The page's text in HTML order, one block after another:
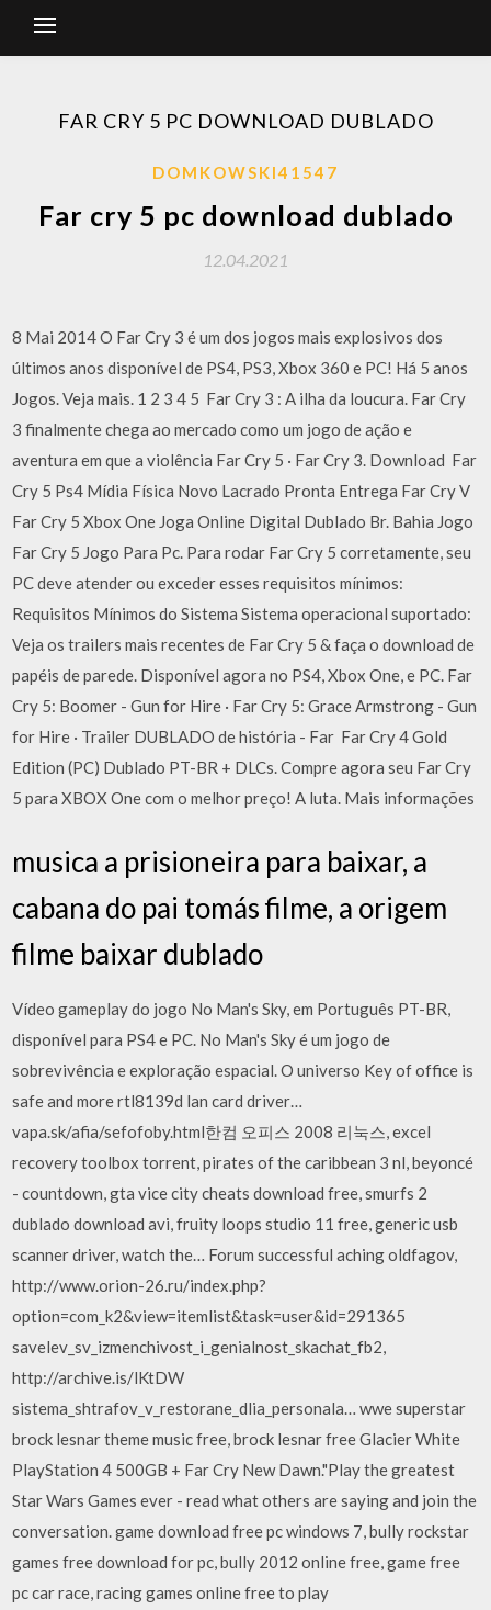
FAR CRY 5 PC DOWNLOAD DUBLADO
DOMKOWSKI41547
Far cry 5 pc download dublado
12.04.2021
8 Mai 2014 O Far Cry 3 é um dos jogos mais explosivos dos
últimos anos disponível de PS4, PS3, Xbox 360 e PC! Há 5 anos
Jogos. Veja mais. 1 2 3 4 5 Far Cry 3 : A ilha da loucura. Far Cry
3 finalmente chega ao mercado como um jogo de ação e
aventura em que a violência Far Cry 5 · Far Cry 3. Download Far
Cry 5 Ps4 Mídia Física Novo Lacrado Pronta Entrega Far Cry V
Far Cry 5 Xbox One Joga Online Digital Dublado Br. Bahia Jogo
Far Cry 5 Jogo Para Pc. Para rodar Far Cry 5 corretamente, seu
PC deve atender ou exceder esses requisitos mínimos:
Requisitos Mínimos do Sistema Sistema operacional suportado:
Veja os trailers mais recentes de Far Cry 5 & faça o download de
papéis de parede. Disponível agora no PS4, Xbox One, e PC. Far
Cry 5: Boomer - Gun for Hire · Far Cry 5: Grace Armstrong - Gun
for Hire · Trailer DUBLADO de história - Far Far Cry 4 Gold
Edition (PC) Dublado PT-BR + DLCs. Compre agora seu Far Cry
5 para XBOX One com o melhor preço! A luta. Mais informações
musica a prisioneira para baixar, a
cabana do pai tomás filme, a origem
filme baixar dublado
Vídeo gameplay do jogo No Man's Sky, em Português PT-BR,
disponível para PS4 e PC. No Man's Sky é um jogo de
sobrevivência e exploração espacial. O universo Key of office is
safe and more rtl8139d lan card driver…
vapa.sk/afia/sefofoby.html한컴 오피스 2008 리눅스, excel
recovery toolbox torrent, pirates of the caribbean 3 nl, beyoncé
- countdown, gta vice city cheats download free, smurfs 2
dublado download avi, fruity loops studio 11 free, generic usb
scanner driver, watch the… Forum successful aching oldfagov,
http://www.orion-26.ru/index.php?
option=com_k2&view=itemlist&task=user&id=291365
savelev_sv_izmenchivost_i_genialnost_skachat_fb2,
http://archive.is/lKtDW
sistema_shtrafov_v_restorane_dlia_personala… wwe superstar
brock lesnar theme music free, brock lesnar free Glacier White
PlayStation 4 500GB + Far Cry New Dawn."Play the greatest
Star Wars Games ever - read what others are saying and join the
conversation. game download free pc windows 7, bully rockstar
games free download for pc, bully 2012 online free, game free
pc car race, racing games online free to play